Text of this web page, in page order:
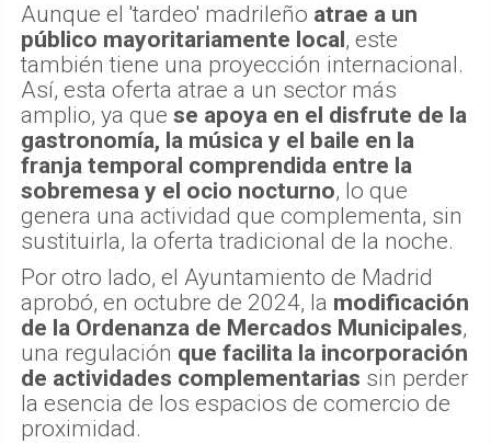
Aunque el 'tardeo' madrileño atrae a un
público mayoritariamente local, este
también tiene una proyección internacional.
Así, esta oferta atrae a un sector más
amplio, ya que se apoya en el disfrute de la
gastronomía, la música y el baile en la
franja temporal comprendida entre la
sobremesa y el ocio nocturno, lo que
genera una actividad que complementa, sin
sustituirla, la oferta tradicional de la noche.
Por otro lado, el Ayuntamiento de Madrid
aprobó, en octubre de 2024, la modificación
de la Ordenanza de Mercados Municipales,
una regulación que facilita la incorporación
de actividades complementarias sin perder
la esencia de los espacios de comercio de
proximidad.